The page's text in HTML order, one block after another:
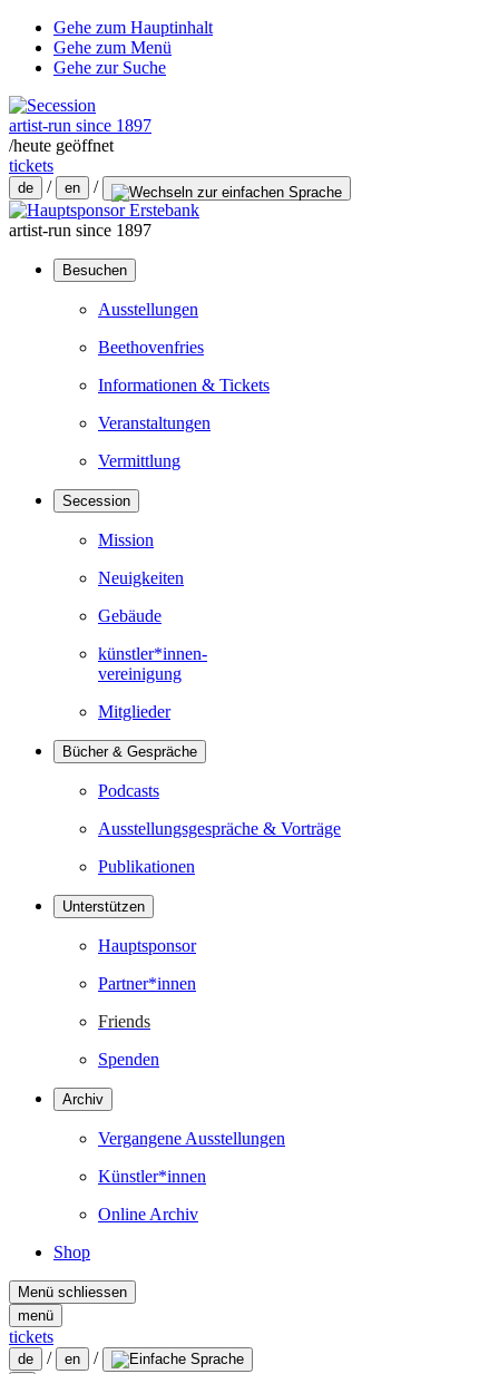
Gehe zum Hauptinhalt
Gehe zum Menü
Gehe zur Suche
artist-run since 1897
/heute geöffnet
tickets
de / en /
artist-run since 1897
Besuchen
Ausstellungen
Beethovenfries
Informationen & Tickets
Veranstaltungen
Vermittlung
Secession
Mission
Neuigkeiten
Gebäude
künstler*innen-
vereinigung
Mitglieder
Bücher & Gespräche
Podcasts
Ausstellungsgespräche & Vorträge
Publikationen
Unterstützen
Hauptsponsor
Partner*innen
Friends
Spenden
Archiv
Vergangene Ausstellungen
Künstler*innen
Online Archiv
Shop
Menü schliessen
menü
tickets
de / en /